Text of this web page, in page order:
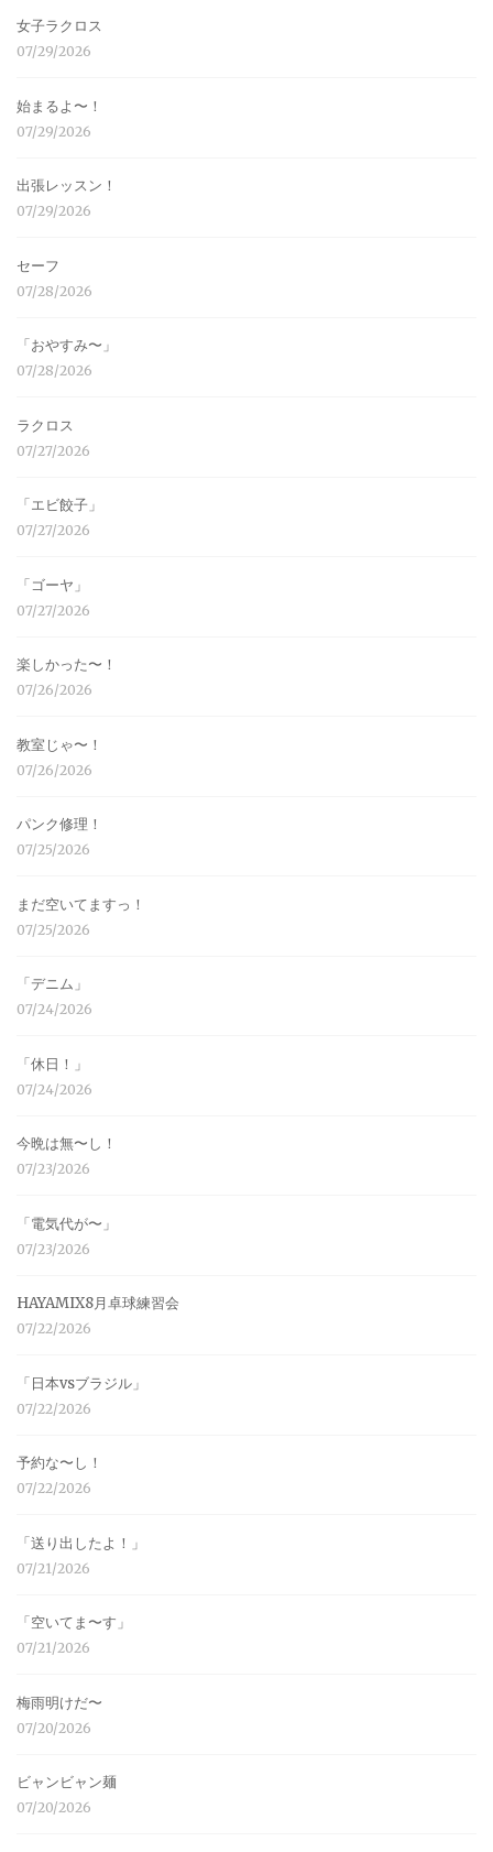
女子ラクロス
07/29/2026
始まるよ〜！
07/29/2026
出張レッスン！
07/29/2026
セーフ
07/28/2026
「おやすみ〜」
07/28/2026
ラクロス
07/27/2026
「エビ餃子」
07/27/2026
「ゴーヤ」
07/27/2026
楽しかった〜！
07/26/2026
教室じゃ〜！
07/26/2026
パンク修理！
07/25/2026
まだ空いてますっ！
07/25/2026
「デニム」
07/24/2026
「休日！」
07/24/2026
今晩は無〜し！
07/23/2026
「電気代が〜」
07/23/2026
HAYAMIX8月卓球練習会
07/22/2026
「日本vsブラジル」
07/22/2026
予約な〜し！
07/22/2026
「送り出したよ！」
07/21/2026
「空いてま〜す」
07/21/2026
梅雨明けだ〜
07/20/2026
ビャンビャン麺
07/20/2026